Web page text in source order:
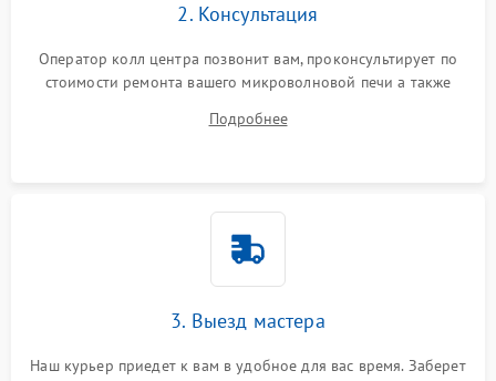
2. Консультация
Оператор колл центра позвонит вам, проконсультирует по
стоимости ремонта вашего микроволновой печи а также
Подробнее
3. Выезд мастера
Наш курьер приедет к вам в удобное для вас время. Заберет